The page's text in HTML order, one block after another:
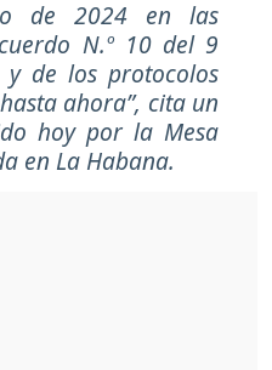
de 2024 en las
N.º 10 del 9
de los protocolos
ahora”, cita un
hoy por la Mesa
en La Habana.